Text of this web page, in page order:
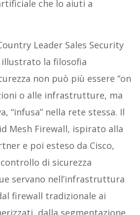
che lo aiuti a
Leader Sales Security
illustrato la filosofia
non può più essere “on
o alle infrastrutture, ma
“infusa” nella rete stessa. Il
Mesh Firewall, ispirato alla
e poi esteso da Cisco,
di sicurezza
servano nell’infrastruttura
firewall tradizionale ai
dalla segmentazione